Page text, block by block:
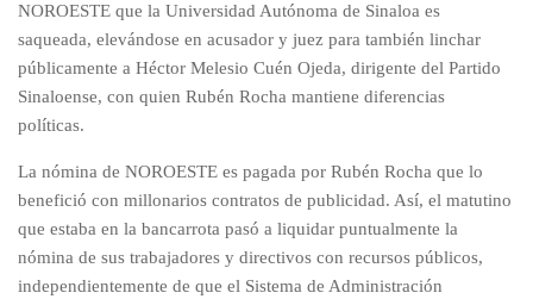
NOROESTE que la Universidad Autónoma de Sinaloa es
saqueada, elevándose en acusador y juez para también linchar
públicamente a Héctor Melesio Cuén Ojeda, dirigente del Partido
Sinaloense, con quien Rubén Rocha mantiene diferencias
políticas.
La nómina de NOROESTE es pagada por Rubén Rocha que lo
benefició con millonarios contratos de publicidad. Así, el matutino
que estaba en la bancarrota pasó a liquidar puntualmente la
nómina de sus trabajadores y directivos con recursos públicos,
independientemente de que el Sistema de Administración